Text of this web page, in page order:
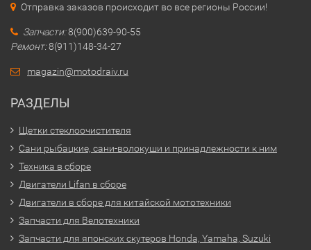
Отправка заказов происходит во все регионы России!
Запчасти:8(900)639-90-55
Ремонт:8(911)148-34-27
magazin@motodraiv.ru
РАЗДЕЛЫ
Щетки стеклоочистителя
Сани рыбацкие, сани-волокуши и принадлежности к ним
Техника в сборе
Двигатели Lifan в сборе
Двигатели в сборе для китайской мототехники
Запчасти для Велотехники
Запчасти для японских скутеров Honda, Yamaha, Suzuki